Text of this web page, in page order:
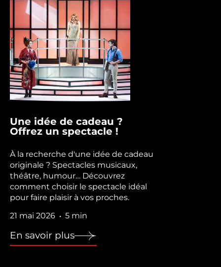
Une idée de cadeau ?
Offrez un spectacle !
À la recherche d'une idée de cadeau
originale ? Spectacles musicaux,
théâtre, humour… Découvrez
comment choisir le spectacle idéal
pour faire plaisir à vos proches.
21 mai 2026 • 5 min
En savoir plus